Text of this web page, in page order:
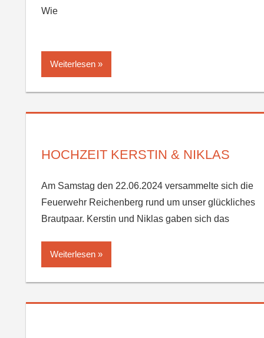
Wie
Weiterlesen
HOCHZEIT KERSTIN & NIKLAS
Am Samstag den 22.06.2024 versammelte sich die
Feuerwehr Reichenberg rund um unser glückliches
Brautpaar. Kerstin und Niklas gaben sich das
Weiterlesen